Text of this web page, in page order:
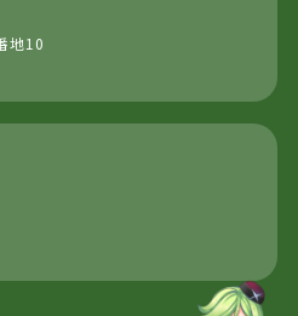
地10